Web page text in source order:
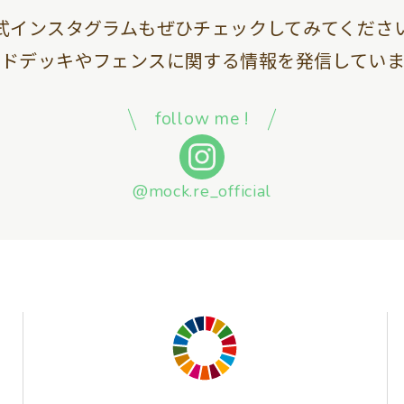
インスタグラムもぜひチェックしてみてくださ
デッキやフェンスに関する情報を発信していま
follow me !
@mock.re_official